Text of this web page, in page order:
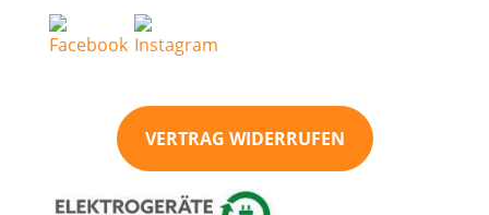
VERTRAG WIDERRUFEN